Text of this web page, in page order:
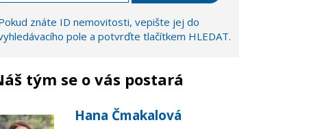
znáte ID nemovitosti, vepište jej do
pole a potvrďte tlačítkem HLEDAT.
tým se o vás postará
Hana Čmakalová